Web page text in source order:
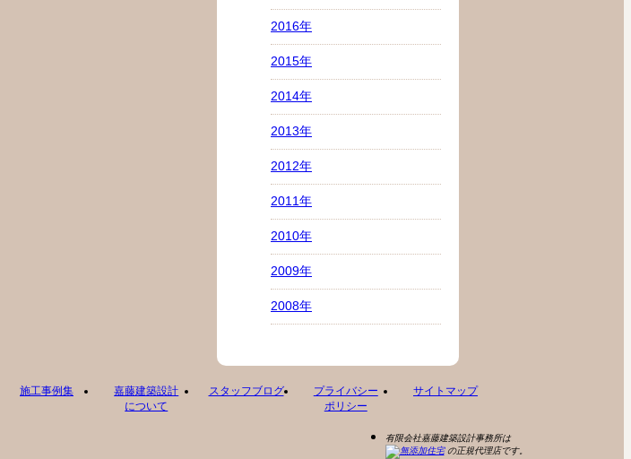
2016年
2015年
2014年
2013年
2012年
2011年
2010年
2009年
2008年
施工事例集
嘉藤建築設計
について
スタッフブログ
プライバシー
ポリシー
サイトマップ
有限会社嘉藤建築設計事務所は
の正規代理店です。